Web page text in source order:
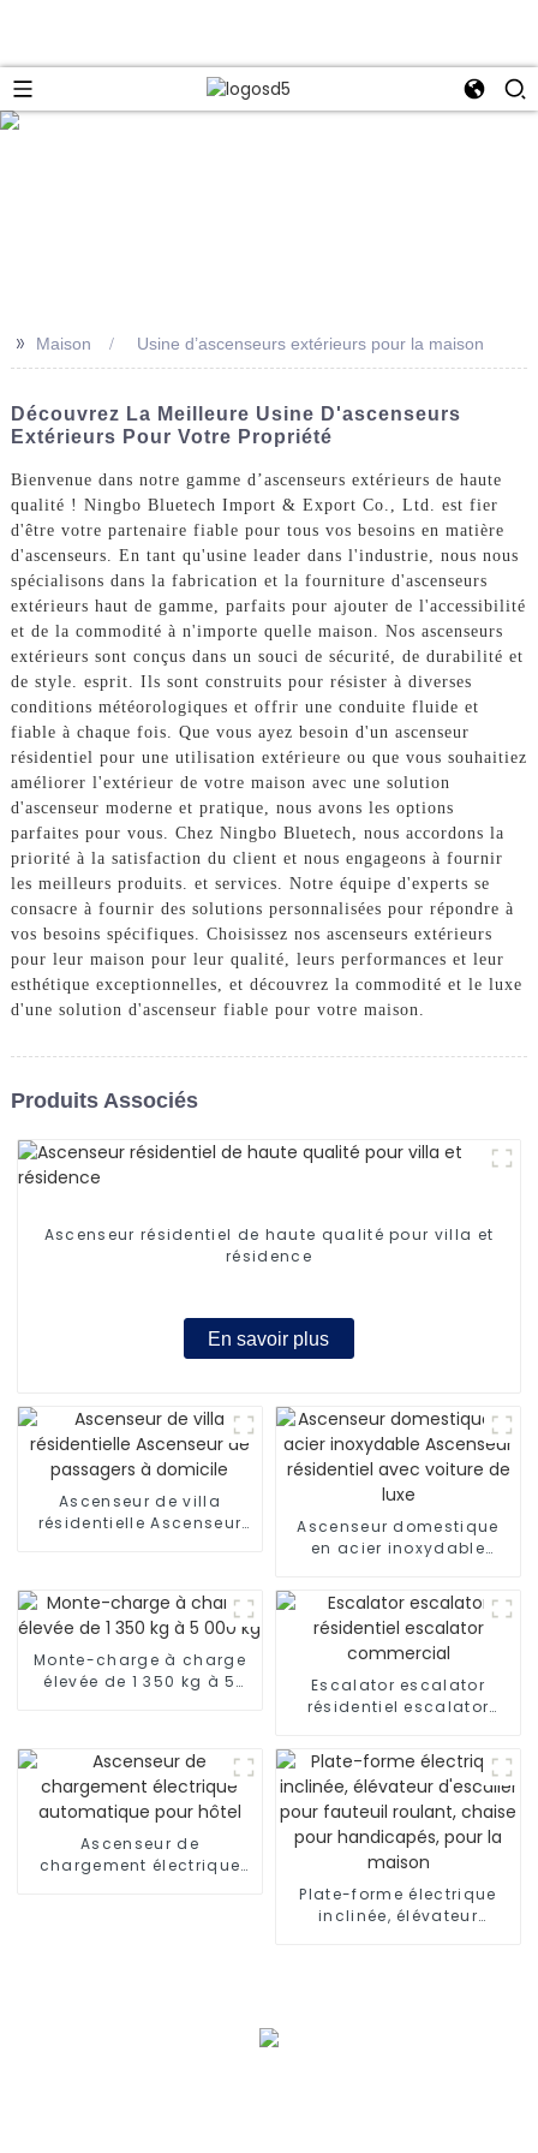
>> Maison Usine d’ascenseurs extérieurs pour la maison
Découvrez La Meilleure Usine D'ascenseurs
Extérieurs Pour Votre Propriété
Bienvenue dans notre gamme d’ascenseurs extérieurs de haute
qualité ! Ningbo Bluetech Import & Export Co., Ltd. est fier
d'être votre partenaire fiable pour tous vos besoins en matière
d'ascenseurs. En tant qu'usine leader dans l'industrie, nous nous
spécialisons dans la fabrication et la fourniture d'ascenseurs
extérieurs haut de gamme, parfaits pour ajouter de l'accessibilité
et de la commodité à n'importe quelle maison. Nos ascenseurs
extérieurs sont conçus dans un souci de sécurité, de durabilité et
de style. esprit. Ils sont construits pour résister à diverses
conditions météorologiques et offrir une conduite fluide et
fiable à chaque fois. Que vous ayez besoin d'un ascenseur
résidentiel pour une utilisation extérieure ou que vous souhaitiez
améliorer l'extérieur de votre maison avec une solution
d'ascenseur moderne et pratique, nous avons les options
parfaites pour vous. Chez Ningbo Bluetech, nous accordons la
priorité à la satisfaction du client et nous engageons à fournir
les meilleurs produits. et services. Notre équipe d'experts se
consacre à fournir des solutions personnalisées pour répondre à
vos besoins spécifiques. Choisissez nos ascenseurs extérieurs
pour leur maison pour leur qualité, leurs performances et leur
esthétique exceptionnelles, et découvrez la commodité et le luxe
d'une solution d'ascenseur fiable pour votre maison.
Produits Associés
Ascenseur résidentiel de haute qualité pour villa et
résidence
En savoir plus
Ascenseur de villa
résidentielle Ascenseur
Ascenseur domestique
en acier inoxydable
avec voiture de luxe
Monte-charge à charge
élevée de 1 350 kg à 5
Escalator escalator
résidentiel escalator
Ascenseur de
chargement électrique
Plate-forme électrique
inclinée, élévateur